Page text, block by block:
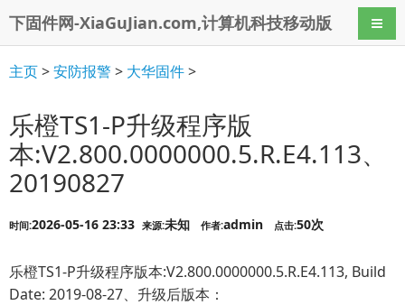
下固件网-XiaGuJian.com,计算机科技移动版 导航
主页>安防报警> 大华固件>
乐橙TS1-P升级程序版
本:V2.800.0000000.5.R.E4.113、
20190827
时间:2026-05-16 23:33 来源:未知 作者:admin 点击:50次
乐橙TS1-P升级程序版本:V2.800.0000000.5.R.E4.113, Build
Date: 2019-08-27、升级后版本：